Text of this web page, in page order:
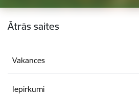
Kājene
Ātrās saites
Vakances
Iepirkumi